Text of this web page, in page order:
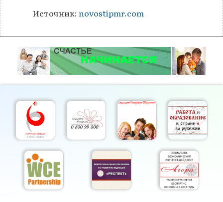
Источник: novostipmr.com